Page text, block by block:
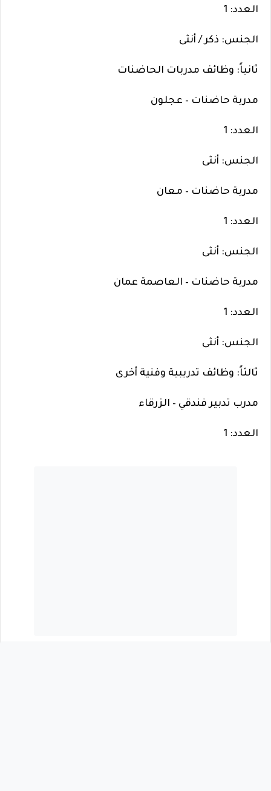
العدد: 1
الجنس: ذكر / أنثى
ثانياً: وظائف مدربات الحاضنات
مدربة حاضنات – عجلون
العدد: 1
الجنس: أنثى
مدربة حاضنات – معان
العدد: 1
الجنس: أنثى
مدربة حاضنات – العاصمة عمان
العدد: 1
الجنس: أنثى
ثالثاً: وظائف تدريبية وفنية أخرى
مدرب تدبير فندقي – الزرقاء
العدد: 1